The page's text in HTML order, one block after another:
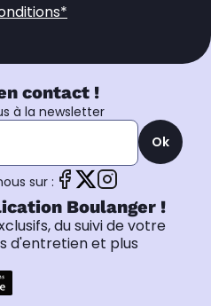
contact !
à la newsletter
Ok
sur :
Boulanger !
du suivi de votre
d'entretien et plus